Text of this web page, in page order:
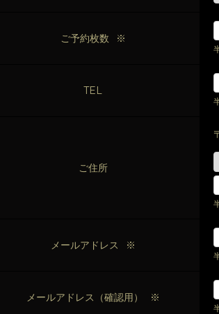
ご予約枚数 ※
TEL
ご住所
メールアドレス ※
メールアドレス（確認用） ※